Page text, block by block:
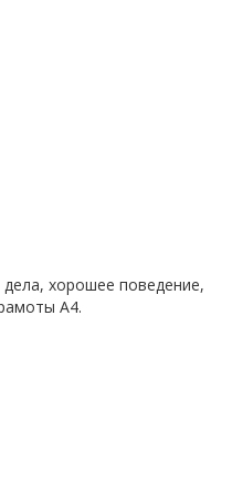
хорошее поведение,
А4.